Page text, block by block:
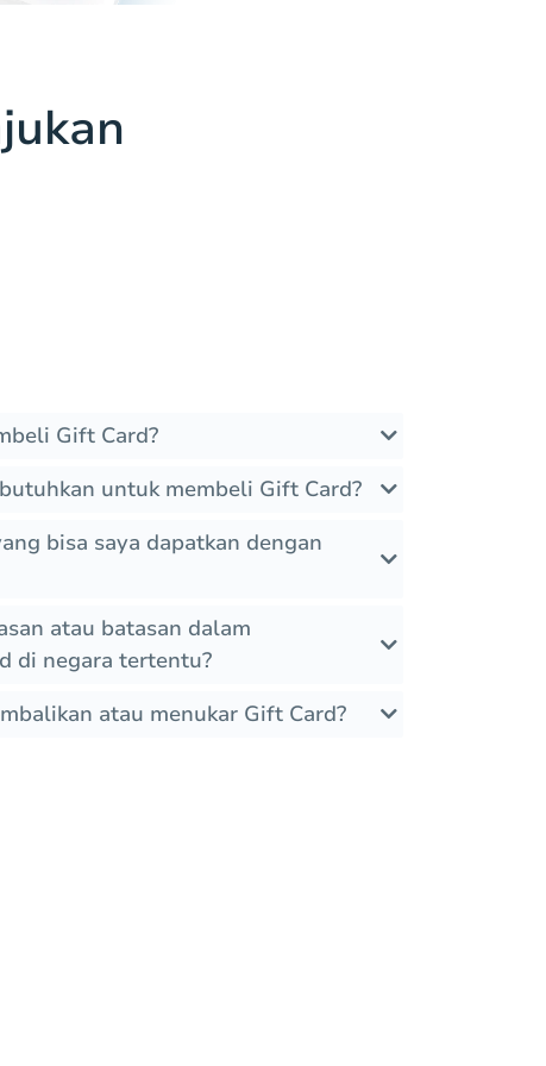
Gift Card?
untuk membeli Gift Card?
bisa saya dapatkan dengan
atau batasan dalam
di negara tertentu?
atau menukar Gift Card?